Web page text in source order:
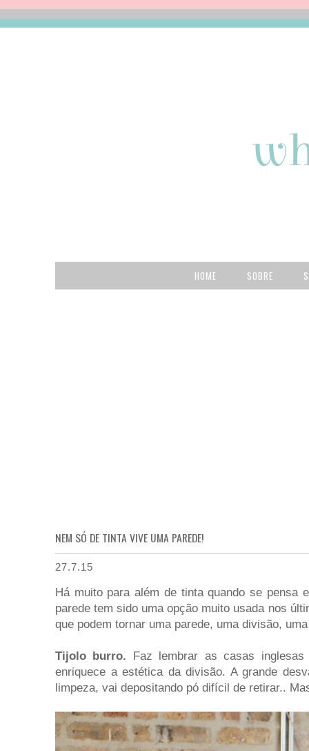
HOME SOBRE
NEM SÓ DE TINTA VIVE UMA PAREDE!
27.7.15
Há muito para além de tinta quando se pensa
parede tem sido uma opção muito usada nos
que podem tornar uma parede, uma divisão,
Tijolo burro. Faz lembrar as casas
enriquece a estética da divisão. A grande
limpeza, vai depositando pó difícil de retirar..